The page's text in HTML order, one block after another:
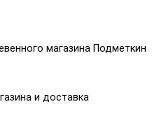
магазина Подметкин
и доставка